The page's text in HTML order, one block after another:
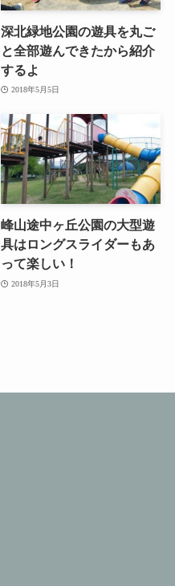
深北緑地公園の遊具を丸ご
と全部遊んできたから紹介
するよ
2018年5月5日
峰山途中ヶ丘公園の大型遊
具はロングスライダーもあ
って楽しい！
2018年5月3日